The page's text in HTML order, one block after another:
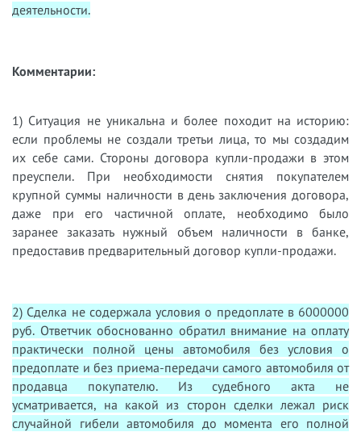
деятельности.
Комментарии:
1) Ситуация не уникальна и более походит на историю:
если проблемы не создали третьи лица, то мы создадим
их себе сами. Стороны договора купли-продажи в этом
преуспели. При необходимости снятия покупателем
крупной суммы наличности в день заключения договора,
даже при его частичной оплате, необходимо было
заранее заказать нужный объем наличности в банке,
предоставив предварительный договор купли-продажи.
2) Сделка не содержала условия о предоплате в 6000000
руб. Ответчик обоснованно обратил внимание на оплату
практически полной цены автомобиля без условия о
предоплате и без приема-передачи самого автомобиля от
продавца покупателю. Из судебного акта не
усматривается, на какой из сторон сделки лежал риск
случайной гибели автомобиля до момента его полной